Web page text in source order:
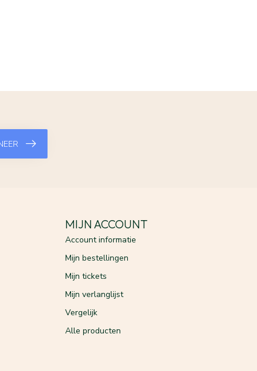
MIJN ACCOUNT
Account informatie
Mijn bestellingen
Mijn tickets
Mijn verlanglijst
Vergelijk
Alle producten